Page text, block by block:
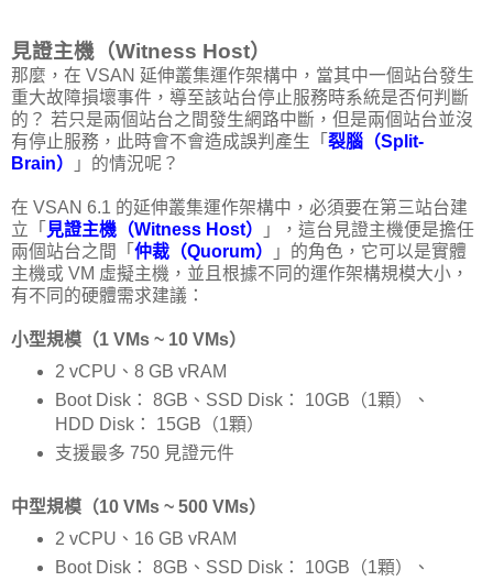
見證主機（Witness Host）
那麼，在 VSAN 延伸叢集運作架構中，當其中一個站台發生
重大故障損壞事件，導至該站台停止服務時系統是否何判斷
的？ 若只是兩個站台之間發生網路中斷，但是兩個站台並沒
有停止服務，此時會不會造成誤判產生「 裂腦（Split-
Brain）
」的情況呢？
在 VSAN 6.1 的延伸叢集運作架構中，必須要在第三站台建
立「 見證主機（Witness Host）
」，這台見證主機便是擔任
兩個站台之間「 仲裁（Quorum）
」的角色，它可以是實體
主機或 VM 虛擬主機，並且根據不同的運作架構規模大小，
有不同的硬體需求建議：
小型規模（1 VMs ~ 10 VMs）
2 vCPU、8 GB vRAM
Boot Disk： 8GB、SSD Disk： 10GB（1顆）、
HDD Disk： 15GB（1顆）
支援最多 750 見證元件
中型規模（10 VMs ~ 500 VMs）
2 vCPU、16 GB vRAM
Boot Disk： 8GB、SSD Disk： 10GB（1顆）、